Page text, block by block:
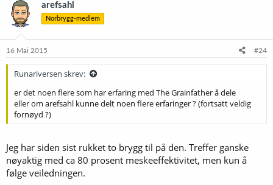
arefsahl
Norbrygg-medlem
16 Mai 2015 #24
Runariversen skrev:
er det noen flere som har erfaring med The Grainfather å dele
eller om arefsahl kunne delt noen flere erfaringer ? (fortsatt veldig
fornøyd ?)
Jeg har siden sist rukket to brygg til på den. Treffer ganske
nøyaktig med ca 80 prosent meskeeffektivitet, men kun å
følge veiledningen.